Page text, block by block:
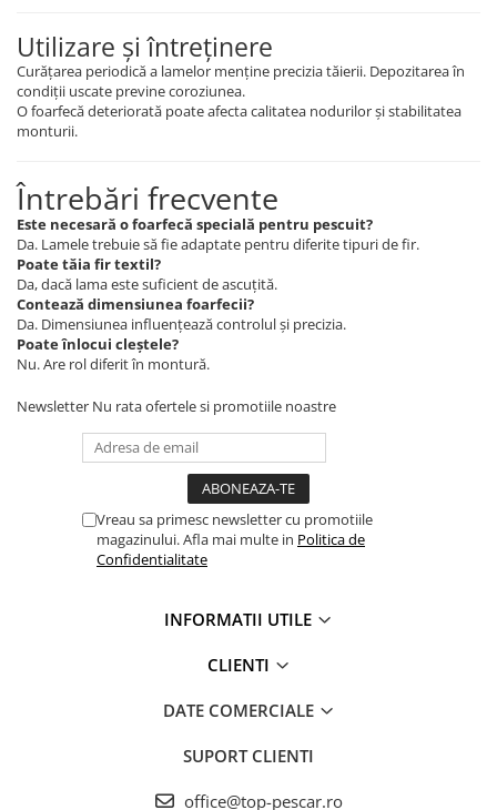
Alune tigrate
Semnalizare și suport
Avertizori feeder
Suport feeder
Vartej pescuit
Agrafe pescuit
Rig pescuit
Opritoare pescuit
Crosete si burghie pescuit
Foarfeca pescuit
Cleste pescuit
Tub antitangle
Pescuit la Spinning
Echipament de bază
Mulinete spinning
Fire spinning
Utilizare și întreținere
Curățarea periodică a lamelor menține precizia tăierii. Depozitarea în
condiții uscate previne coroziunea.
O foarfecă deteriorată poate afecta calitatea nodurilor și stabilitatea
monturii.
Întrebări frecvente
Este necesară o foarfecă specială pentru pescuit?
Da. Lamele trebuie să fie adaptate pentru diferite tipuri de fir.
Poate tăia fir textil?
Da, dacă lama este suficient de ascuțită.
Contează dimensiunea foarfecii?
Da. Dimensiunea influențează controlul și precizia.
Poate înlocui cleștele?
Nu. Are rol diferit în montură.
Newsletter Nu rata ofertele si promotiile noastre
Vreau sa primesc newsletter cu promotiile
magazinului. Afla mai multe in Politica de
Confidentialitate
INFORMATII UTILE
CLIENTI
DATE COMERCIALE
SUPORT CLIENTI
office@top-pescar.ro